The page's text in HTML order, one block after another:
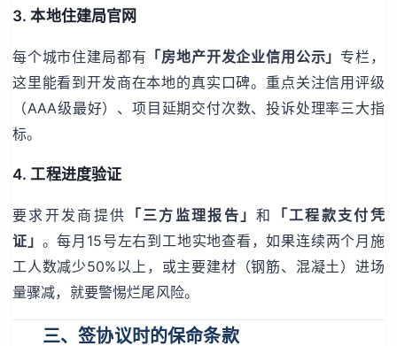
3. 本地住建局官网
每个城市住建局都有 「房地产开发企业信用公示」 专栏，
这里能看到开发商在本地的真实口碑。重点关注信用评级
（AAA级最好）、项目延期交付次数、投诉处理率三大指
标。
4. 工程进度验证
要求开发商提供 「三方监理报告」和
「工程款支付凭
证」 。每月15号左右到工地实地查看，如果连续两个月施
工人数减少50%以上，或主要建材（钢筋、混凝土）进场
量骤减，就要警惕烂尾风险。
三、签协议时的保命条款